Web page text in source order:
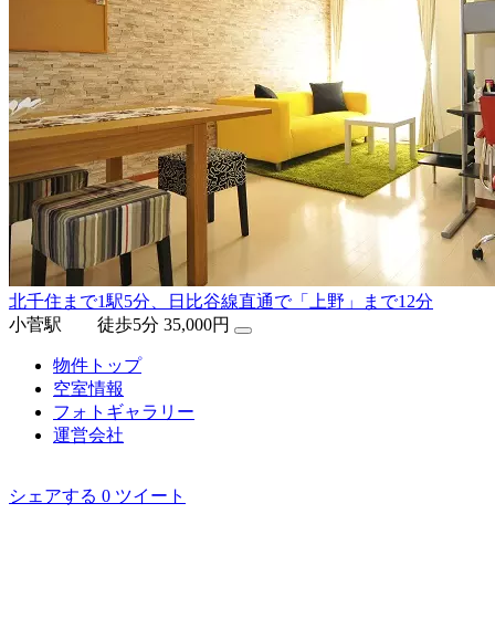
北千住まで1駅5分、日比谷線直通で「上野」まで12分
小菅駅 徒歩5分 35,000円
物件トップ
空室情報
フォト ギャラリー
運営会社
シェアする 0 ツイート